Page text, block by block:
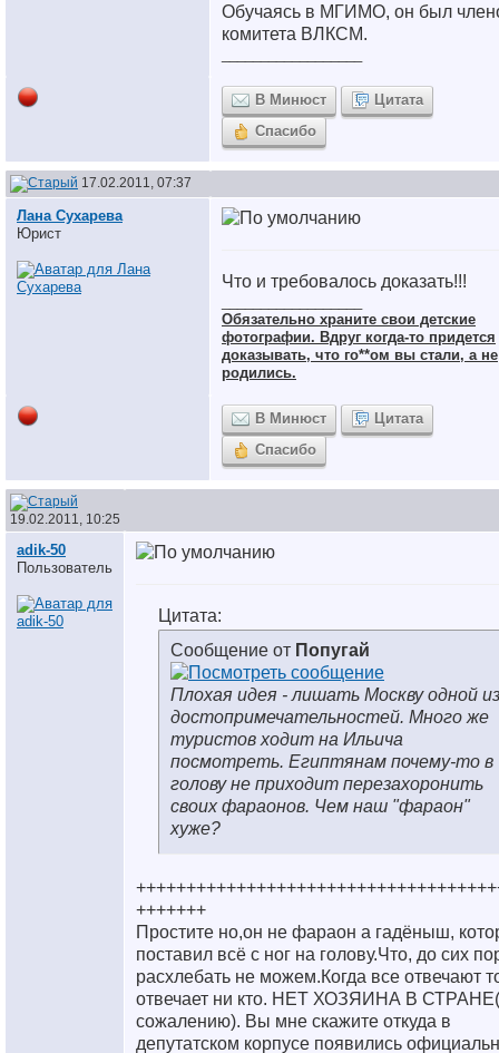
Обучаясь в МГИМО, он был
комитета ВЛКСМ.
В Минюст
Цитата
Спасибо
17.02.2011, 07:37
Лана Сухарева
Юрист
Что и требовалось доказать!!!
Обязательно храните cвои детские
фотографии. Вдруг когда-то придется
доказывать, что го**ом вы стали, а не
родились.
В Минюст
Цитата
Спасибо
19.02.2011, 10:25
adik-50
Пользователь
Цитата:
Сообщение от Попугай
Плохая идея - лишать Москву одной из
достопримечательностей. Много же
туристов ходит на Ильича
посмотреть. Египтянам почему-то в
голову не приходит перезахоронить
своих фараонов. Чем наш "фараон"
хуже?
+++++++
Простите но,он не фараон а гадёныш,
поставил всё с ног на голову.Что, до сих
расхлебать не можем.Когда все отвечают
отвечает ни кто. НЕТ ХОЗЯИНА В
сожалению). Вы мне скажите откуда в
депутатском корпусе появились